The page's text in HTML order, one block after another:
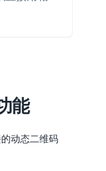
能
动态二维码